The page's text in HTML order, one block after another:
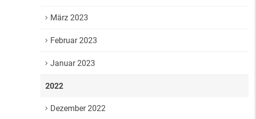
März 2023
Februar 2023
Januar 2023
2022
Dezember 2022